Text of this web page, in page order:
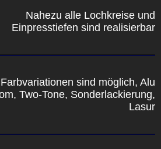
Nahezu alle Lochkreise und
Einpresstiefen sind realisierbar
sind möglich, Alu
Two-Tone, Sonderlackierung,
Lasur